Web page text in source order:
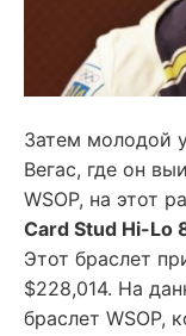
Затем молодой
Вегас, где он
WSOP, на этот
Card Stud Hi-Lo
Этот браслет
$228,014. На
браслет WSOP,